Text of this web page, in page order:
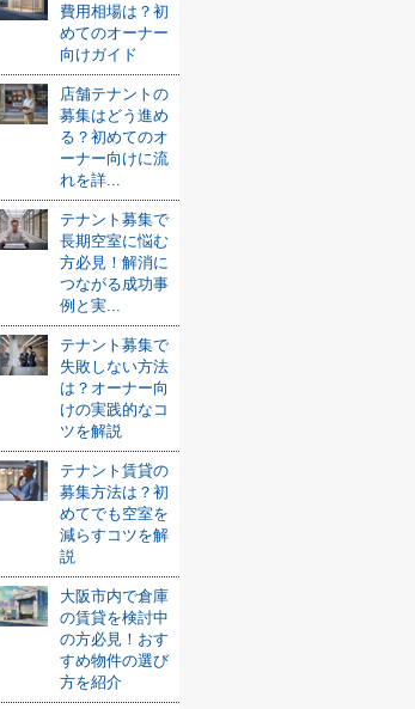
費用相場は？初
めてのオーナー
向けガイド
店舗テナントの
募集はどう進め
る？初めてのオ
ーナー向けに流
れを詳...
テナント募集で
長期空室に悩む
方必見！解消に
つながる成功事
例と実...
テナント募集で
失敗しない方法
は？オーナー向
けの実践的なコ
ツを解説
テナント賃貸の
募集方法は？初
めてでも空室を
減らすコツを解
説
大阪市内で倉庫
の賃貸を検討中
の方必見！おす
すめ物件の選び
方を紹介